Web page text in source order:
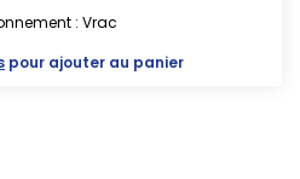
: Vrac
pour ajouter au panier